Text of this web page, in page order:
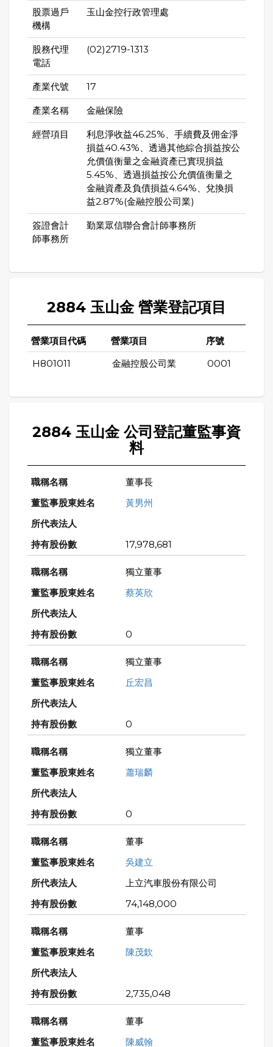
股票過戶
機構
玉山金控行政管理處
股務代理
電話
(02)2719-1313
產業代號 17
產業名稱 金融保險
經營項目
利息淨收益46.25%、手續費及佣金淨
損益40.43%、透過其他綜合損益按公
允價值衡量之金融資產已實現損益
5.45%、透過損益按公允價值衡量之
金融資產及負債損益4.64%、兌換損
益2.87%(金融控股公司業)
簽證會計
師事務所
勤業眾信聯合會計師事務所
2884 玉山金 營業登記項目
營業項目代碼 營業項目 序號
H801011 金融控股公司業 0001
2884 玉山金 公司登記董監事資
料
董事長
黃男州
17,978,681
獨立董事
蔡英欣
0
獨立董事
丘宏昌
0
獨立董事
蕭瑞麟
0
董事
吳建立
上立汽車股份有限公司
74,148,000
董事
陳茂欽
2,735,048
董事
陳威翰